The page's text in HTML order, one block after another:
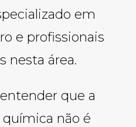
em
e profissionais
nesta área.
que a
não é